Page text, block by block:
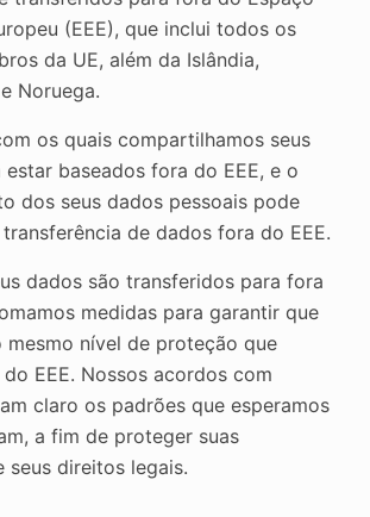
(EEE), que inclui todos os
da UE, além da Islândia,
Noruega.
os quais compartilhamos seus
baseados fora do EEE, e o
dos seus dados pessoais pode
de dados fora do EEE.
dados são transferidos para fora
medidas para garantir que
mesmo nível de proteção que
EEE. Nossos acordos com
claro os padrões que esperamos
a fim de proteger suas
seus direitos legais.